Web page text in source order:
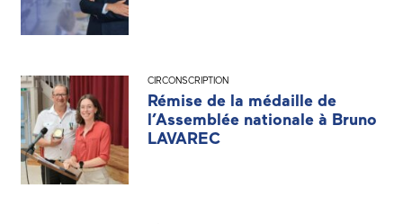
CIRCONSCRIPTION
Rémise de la médaille de
l’Assemblée nationale à Bruno
LAVAREC